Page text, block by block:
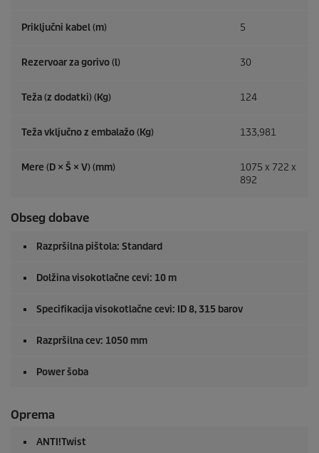
Priključni kabel (m) 5
Rezervoar za gorivo (l) 30
Teža (z dodatki) (Kg) 124
Teža vključno z embalažo (Kg) 133,981
Mere (D × Š × V) (mm)
1075 x 722 x
892
Obseg dobave
Razpršilna pištola: Standard
Dolžina visokotlačne cevi: 10 m
Specifikacija visokotlačne cevi: ID 8, 315 barov
Razpršilna cev: 1050 mm
Power šoba
Oprema
ANTI!Twist